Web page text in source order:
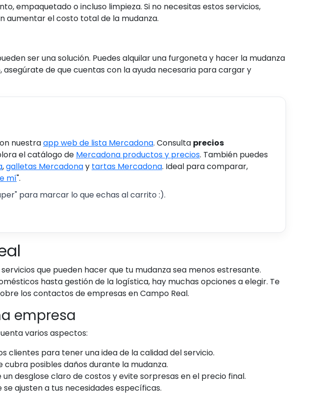
empaquetado o incluso limpieza. Si no necesitas estos servicios,
aumentar el costo total de la mudanza.
ser una solución. Puedes alquilar una furgoneta y hacer la mudanza
de que cuentas con la ayuda necesaria para cargar y
nuestraapp web de lista Mercadona. Consulta precios
el catálogo de Mercadona productos y precios. También puedes
,galletas Mercadonay tartas Mercadona. Ideal para comparar,
mí".
para marcar lo que echas al carrito :).
que pueden hacer que tu mudanza sea menos estresante.
hasta gestión de la logística, hay muchas opciones a elegir. Te
los contactos de empresas en Campo Real.
empresa
varios aspectos:
clientes para tener una idea de la calidad del servicio.
posibles daños durante la mudanza.
desglose claro de costos y evite sorpresas en el precio final.
ajusten a tus necesidades específicas.